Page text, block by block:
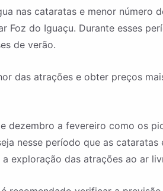
nas cataratas e menor número
Foz do Iguaçu. Durante esses
de verão.
das atrações e obter preços
dezembro a fevereiro como os
nesse período que as cataratas
exploração das atrações ao ar